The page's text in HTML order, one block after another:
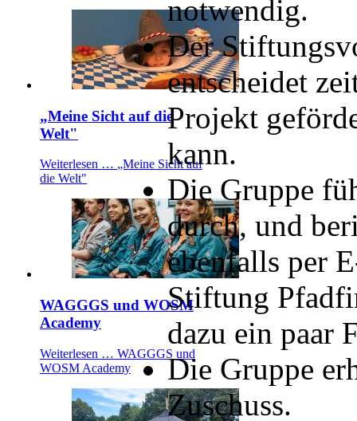
„Meine Sicht auf die
Welt"
Weiterlesen … „Meine Sicht auf
die Welt"
WAGGGS und WOSM
Academy
Weiterlesen … WAGGGS und
WOSM Academy
notwendig.
Der
entscheidet
Projekt
kann.
Die Gruppe
durch, und
ebenfalls per
Stiftung
dazu ein paar
Die Gruppe
Zuschuss.